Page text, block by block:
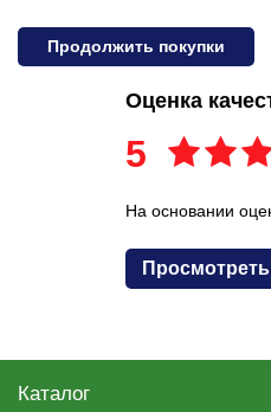
Продолжить покупки
Оценка
5
На основании
Каталог